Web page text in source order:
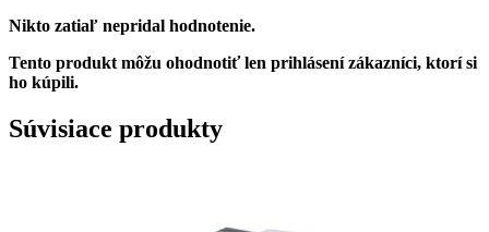
Nikto zatiaľ nepridal hodnotenie.
Tento produkt môžu ohodnotiť len prihlásení zákazníci, ktorí si
ho kúpili.
Súvisiace produkty